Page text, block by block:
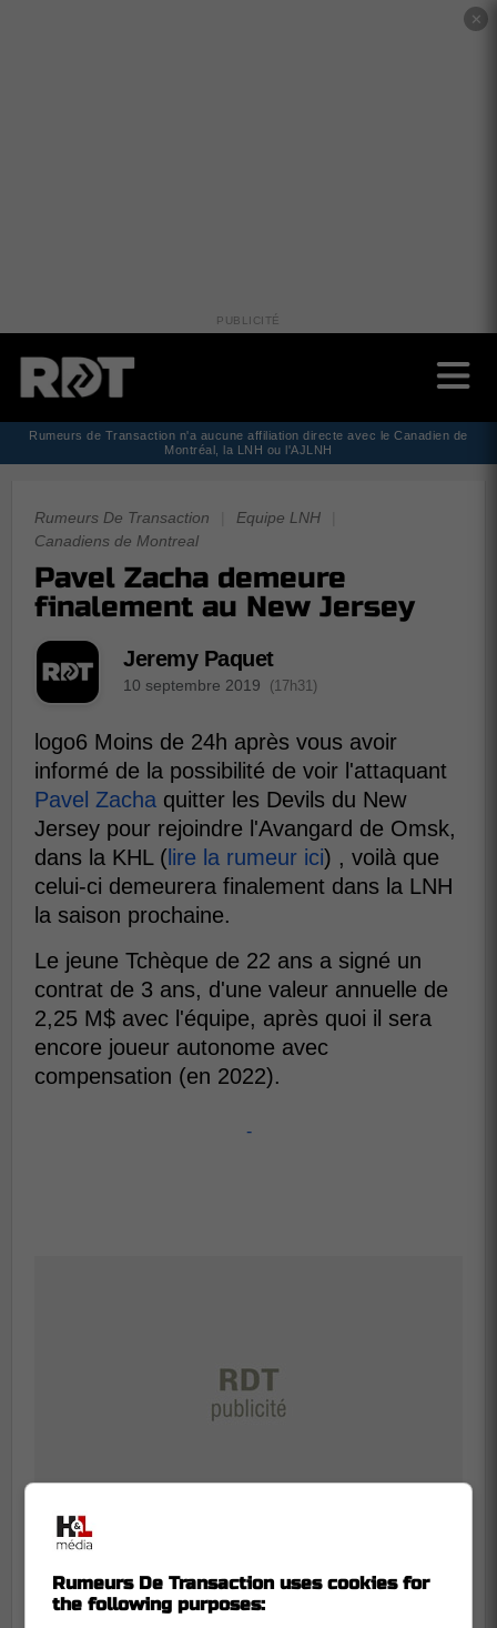
✕
PUBLICITÉ
Rumeurs de Transaction n'a aucune affiliation directe avec le Canadien de
Montréal, la LNH ou l'AJLNH
Rumeurs De Transaction Equipe LNH
Canadiens de Montreal
Pavel Zacha demeure
finalement au New Jersey
Jeremy Paquet
10 septembre 2019 (17h31)
logo6 Moins de 24h après vous avoir
informé de la possibilité de voir l'attaquant
Pavel Zacha quitter les Devils du New
Jersey pour rejoindre l'Avangard de Omsk,
dans la KHL ( lire la rumeur ici) , voilà que
celui-ci demeurera finalement dans la LNH
la saison prochaine.
Le jeune Tchèque de 22 ans a signé un
contrat de 3 ans, d'une valeur annuelle de
2,25 M$ avec l'équipe, après quoi il sera
encore joueur autonome avec
compensation (en 2022).
-
Zacha était le dernier dossier à régler du
Rumeurs De Transaction uses cookies for
the following purposes: